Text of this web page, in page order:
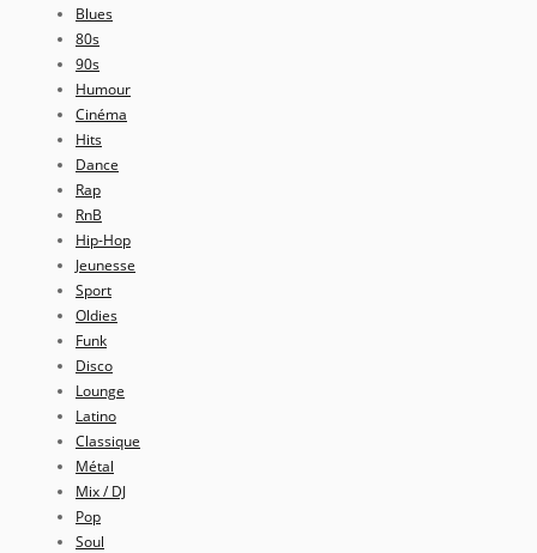
Blues
80s
90s
Humour
Cinéma
Hits
Dance
Rap
RnB
Hip-Hop
Jeunesse
Sport
Oldies
Funk
Disco
Lounge
Latino
Classique
Métal
Mix / DJ
Pop
Soul